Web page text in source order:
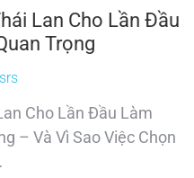
Lan Cho Lần Đầu
Trọng
srs
Cho Lần Đầu Làm
– Và Vì Sao Việc Chọn